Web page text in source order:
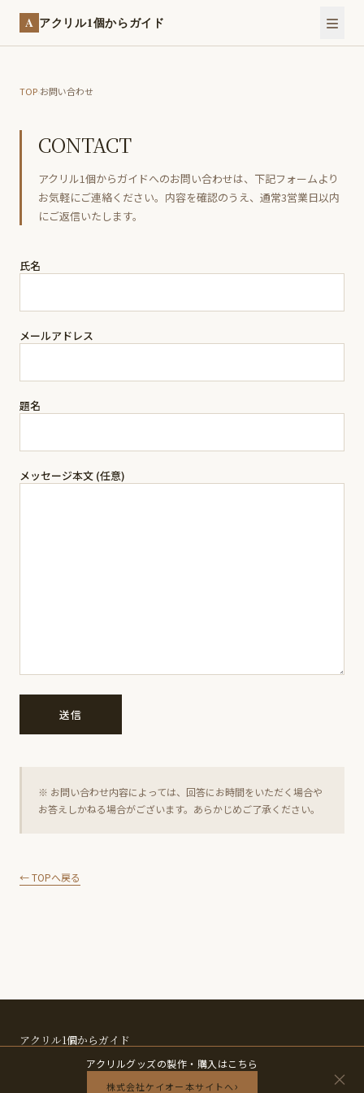
A アクリル1個からガイド
TOP›お問い合わせ
CONTACT
アクリル1個からガイドへのお問い合わせは、下記フォームより
お気軽にご連絡ください。内容を確認のうえ、通常3営業日以内
にご返信いたします。
氏名
メールアドレス
題名
メッセージ本文 (任意)
※ お問い合わせ内容によっては、回答にお時間をいただく場合や
お答えしかねる場合がございます。あらかじめご了承ください。
← TOPへ戻る
アクリル1個からガイド
NEWSABOUTCONTACTプライバシーポリシー
© 2026 smallest-site.
アクリルグッズの製作・購入はこちら
株式会社ケイオー本サイトへ› ×